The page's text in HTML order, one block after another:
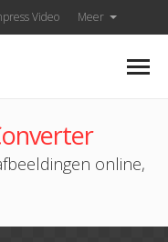
Video Meer
online,